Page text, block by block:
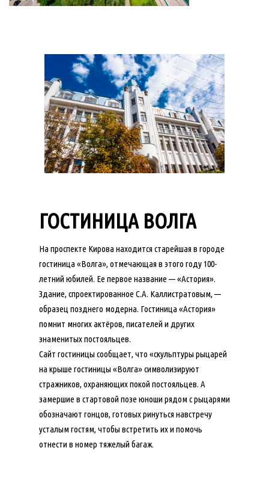
ГОСТИНИЦА ВОЛГА
На проспекте Кирова находится старейшая в городе
гостиница «Волга», отмечающая в этого году 100-
летний юбилей. Ее первое название — «Астория».
Здание, спроектированное С.А. Каллистратовым, —
образец позднего модерна. Гостиница «Астория»
помнит многих актёров, писателей и других
знаменитых постояльцев.
Сайт гостиницы сообщает, что «скульптуры рыцарей
на крыше гостиницы «Волга» символизируют
стражников, охраняющих покой постояльцев. А
замершие в стартовой позе юноши рядом с рыцарями
обозначают гонцов, готовых ринуться навстречу
усталым гостям, чтобы встретить их и помочь
отнести в номер тяжелый багаж.